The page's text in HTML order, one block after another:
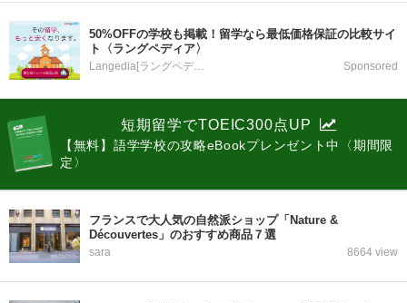
50%OFFの学校も掲載！留学なら最低価格保証の比較サイ
ト〈ラングペディア〉
Langedia[ラングペディア] Sponsored
短期留学でTOEIC300点UP
【無料】語学学校の攻略eBookプレンゼント中〈期間限
定〉
フランスで大人気の自然派ショップ「Nature &
Découvertes」のおすすめ商品７選
sara 8664 view